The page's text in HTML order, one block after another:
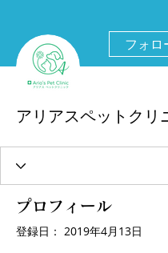
フォロ
アリアスペットクリ
プロフィール
登録日： 2019年4月13日